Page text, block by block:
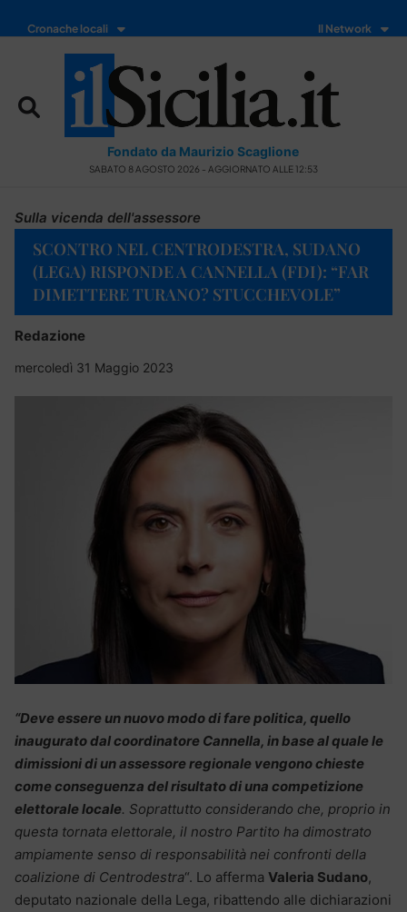
Cronache locali Il Network
Fondato da Maurizio Scaglione
SABATO 8 AGOSTO 2026 - AGGIORNATO ALLE 12:53
Sulla vicenda dell'assessore
SCONTRO NEL CENTRODESTRA, SUDANO
(LEGA) RISPONDE A CANNELLA (FDI): “FAR
DIMETTERE TURANO? STUCCHEVOLE”
Redazione
mercoledì 31 Maggio 2023
“Deve essere un nuovo modo di fare politica, quello
inaugurato dal coordinatore Cannella, in base al quale le
dimissioni di un assessore regionale vengono chieste
come conseguenza del risultato di una competizione
elettorale locale. Soprattutto considerando che, proprio in
questa tornata elettorale, il nostro Partito ha dimostrato
ampiamente senso di responsabilità nei confronti della
coalizione di Centrodestra“. Lo afferma Valeria Sudano,
deputato nazionale della Lega, ribattendo alle dichiarazioni